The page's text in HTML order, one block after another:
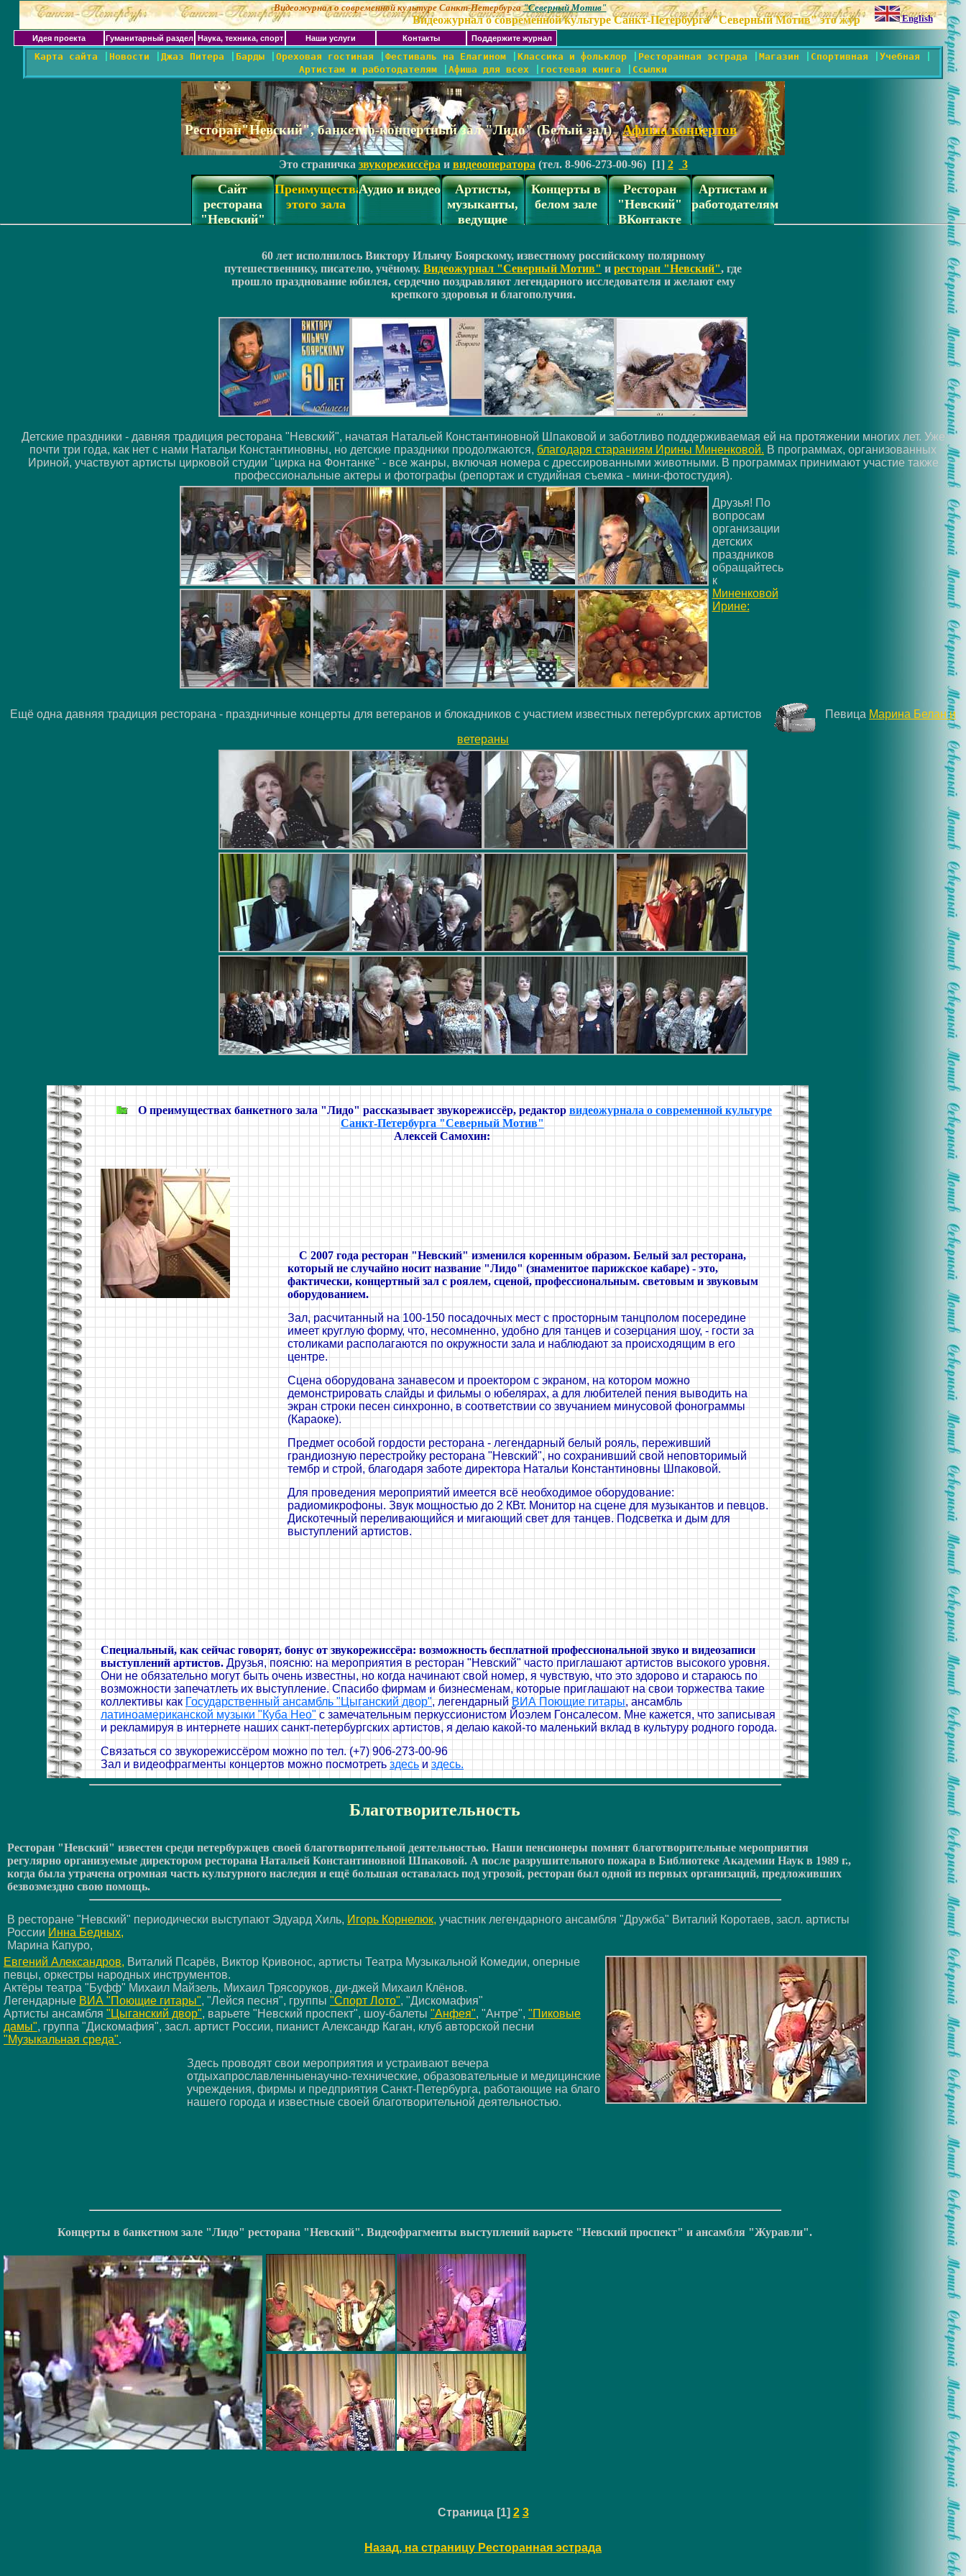
Видеожурнал о современной культуре Санкт-Петербурга"Северный Мотив"
Видеожурнал о современной культуре Санкт-Петербурга "Северный Мотив" это журнал не о массовых зрелищах, но и
English
Идея проекта Гуманитарный раздел Наука, техника, спорт Наши услуги Контакты Поддержите журнал
Карта сайта Новости Джаз Питера Барды Ореховая гостиная Фестиваль на Елагином Классика и фольклор Ресторанная эстрада Магазин Спортивная Учебная
Артистам и работодателям
Афиша для всех гостевая книга Ссылки
Ресторан"Невский", банкетно-концертный зал "Лидо" (Белый зал)Афиша концертов
Это страничка звукорежиссёраи видеооператора(тел. 8-906-273-00-96) [1] 2 3
Сайт
ресторана
"Невский"
Преимущества
этого зала
Аудио и видео
Артисты,
музыканты,
ведущие
Концерты в
белом зале
Ресторан
"Невский"
ВКонтакте
Артистам и
работодателям
60 лет исполнилось Виктору Ильичу Боярскому, известному российскому полярному
путешественнику, писателю, учёному. Видеожурнал "Северный Мотив" и ресторан "Невский", где
прошло празднование юбилея, сердечно поздравляют легендарного исследователя и желают ему
крепкого здоровья и благополучия.
Детские праздники - давняя традиция ресторана "Невский", начатая Натальей Константиновной Шпаковой и заботливо поддерживаемая ей на протяжении многих лет. Уже
почти три года, как нет с нами Натальи Константиновны, но детские праздники продолжаются, благодаря стараниям Ирины Миненковой. В программах, организованных
Ириной, участвуют артисты цирковой студии "цирка на Фонтанке" - все жанры, включая номера с дрессированными животными. В программах принимают участие также
профессиональные актеры и фотографы (репортаж и студийная съемка - мини-фотостудия).
Друзья! По
вопросам
организации
детских
праздников
обращайтесь
к
Миненковой
Ирине:
Ещё одна давняя традиция ресторана - праздничные концерты для ветеранов и блокадников с участием известных петербургских артистов Певица Марина Белан и
ветераны
О преимуществах банкетного зала "Лидо" рассказывает звукорежиссёр, редакторвидеожурнала о современной культуре
Санкт-Петербурга "Северный Мотив"
Алексей Самохин:
С 2007 года ресторан "Невский" изменился коренным образом. Белый зал ресторана,
который не случайно носит название "Лидо" (знаменитое парижское кабаре) - это,
фактически, концертный зал с роялем, сценой, профессиональным. световым и звуковым
оборудованием.
Зал, расчитанный на 100-150 посадочных мест с просторным танцполом посередине
имеет круглую форму, что, несомненно, удобно для танцев и созерцания шоу, - гости за
столиками располагаются по окружности зала и наблюдают за происходящим в его
центре.
Сцена оборудована занавесом и проектором с экраном, на котором можно
демонстрировать слайды и фильмы о юбелярах, а для любителей пения выводить на
экран строки песен синхронно, в соответствии со звучанием минусовой фонограммы
(Караоке).
Предмет особой гордости ресторана - легендарный белый рояль, переживший
грандиозную перестройку ресторана "Невский", но сохранивший свой неповторимый
тембр и строй, благодаря заботе директора Натальи Константиновны Шпаковой.
Для проведения мероприятий имеется всё необходимое оборудование:
радиомикрофоны. Звук мощностью до 2 КВт. Монитор на сцене для музыкантов и певцов.
Дискотечный переливающийся и мигающий свет для танцев. Подсветка и дым для
выступлений артистов.
Специальный, как сейчас говорят, бонус от звукорежиссёра: возможность бесплатной профессиональной звуко и видеозаписи
выступлений артистов.Друзья, поясню: на мероприятия в ресторан "Невский" часто приглашают артистов высокого уровня.
Они не обязательно могут быть очень известны, но когда начинают свой номер, я чувствую, что это здорово и стараюсь по
возможности запечатлеть их выступление. Спасибо фирмам и бизнесменам, которые приглашают на свои торжества такие
коллективы какГосударственный ансамбль "Цыганский двор", легендарныйВИА Поющие гитары, ансамбль
латиноамериканской музыки "Куба Нео" с замечательным перкуссионистом Йоэлем Гонсалесом. Мне кажется, что записывая
и рекламируя в интернете наших санкт-петербургских артистов, я делаю какой-то маленький вклад в культуру родного города.
Связаться со звукорежиссёром можно по тел. (+7) 906-273-00-96
Зал и видеофрагменты концертов можно посмотретьздесьиздесь.
Благотворительность
Ресторан "Невский" известен среди петербуржцев своей благотворительной деятельностью. Наши пенсионеры помнят благотворительные мероприятия
регулярно организуемые директором ресторана Натальей Константиновной Шпаковой. А после разрушительного пожара в Библиотеке Академии Наук в 1989 г.,
когда была утрачена огромная часть культурного наследия и ещё большая оставалась под угрозой, ресторан был одной из первых организаций, предложивших
безвозмездно свою помощь.
В ресторане "Невский" периодически выступают Эдуард Хиль, Игорь Корнелюк, участник легендарного ансамбля "Дружба" Виталий Коротаев, засл. артисты
России Инна Бедных,
Марина Капуро,
Евгений Александров, Виталий Псарёв, Виктор Кривонос, артисты Театра Музыкальной Комедии, оперные
певцы, оркестры народных инструментов.
Актёры театра "Буфф" Михаил Майзель, Михаил Трясоруков, ди-джей Михаил Клёнов.
Легендарные ВИА "Поющие гитары", "Лейся песня", группы "Спорт Лото", "Дискомафия"
Артисты ансамбля "Цыганский двор", варьете "Невский проспект", шоу-балеты "Анфея", "Антре", "Пиковые
дамы", группа "Дискомафия", засл. артист России, пианист Александр Каган, клуб авторской песни
"Музыкальная среда".
Здесь проводят свои мероприятия и устраивают вечера
отдыхапрославленныенаучно-технические, образовательные и медицинские
учреждения, фирмы и предприятия Санкт-Петербурга, работающие на благо
нашего города и известные своей благотворительной деятельностью.
Концерты в банкетном зале "Лидо" ресторана "Невский". Видеофрагменты выступлений варьете "Невский проспект" и ансамбля "Журавли".
Страница [1] 2 3
Назад, на страницу Ресторанная эстрада